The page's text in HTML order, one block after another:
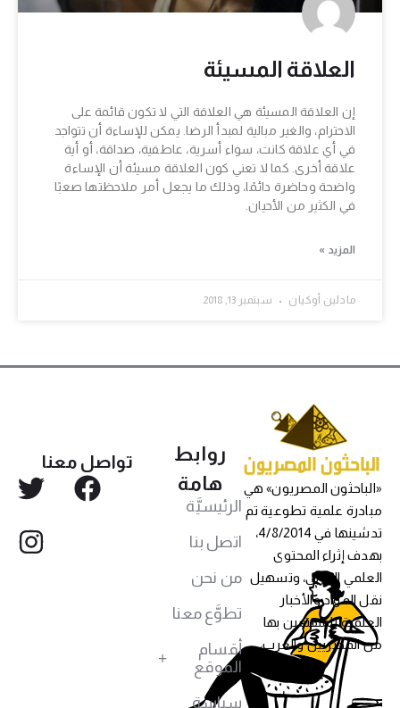
العلاقة المسيئة
إن العلاقة المسيئة هي العلاقة التي لا تكون قائمة على
الاحترام، والغير مبالية لمبدأ الرضا. يمكن للإساءة أن تتواجد
في أي علاقة كانت، سواء أسرية، عاطفية، صداقة، أو أية
علاقة أخرى. كما لا تعني كون العلاقة مسيئة أن الإساءة
واضحة وحاضرة دائمًا، وذلك ما يجعل أمر ملاحظتها صعبًا
في الكثير من الأحيان.
المزيد »
مادلين أوكيان سبتمبر 13, 2018
«الباحثون المصريون» هي
مبادرة علمية تطوعية تم
تدشينها في 4/8/2014،
بهدف إثراء المحتوى
العلمي العربي، وتسهيل
نقل المواد والأخبار
العلمية للمهتمين بها
من المصريين والعرب،
روابط
هامة
الرئيسيَّة
اتصل بنا
من نحن
تطوَّع معنا
أقسام
الموقع
سياسة
تواصل معنا